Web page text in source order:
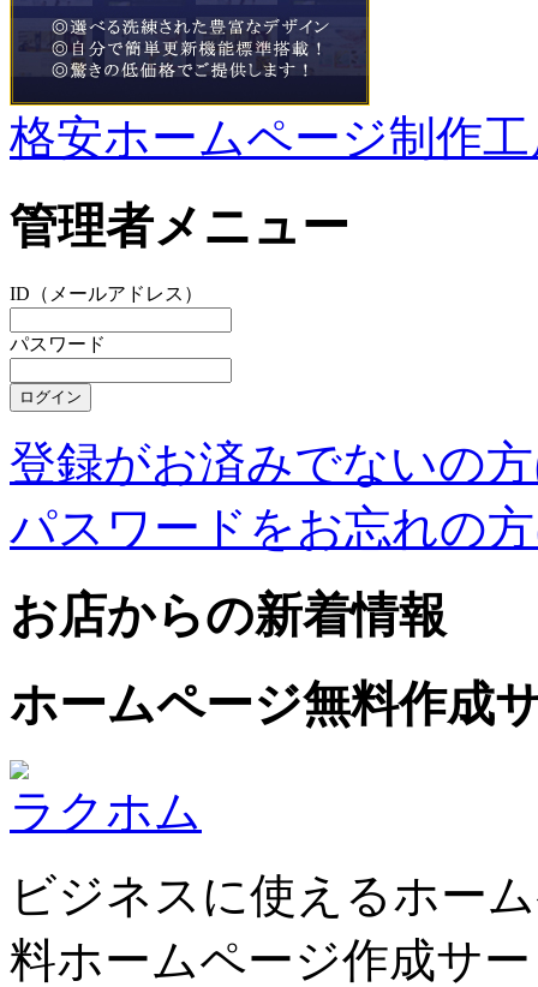
格安ホームページ制作
管理者メニュー
ID（メールアドレス）
パスワード
登録がお済みでないの
パスワードをお忘れの
お店からの新着情報
ホームページ無料作成
ラクホム
ビジネスに使えるホー
料ホームページ作成サ